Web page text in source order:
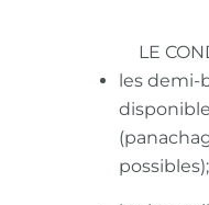
LE
les demi-
possibles);